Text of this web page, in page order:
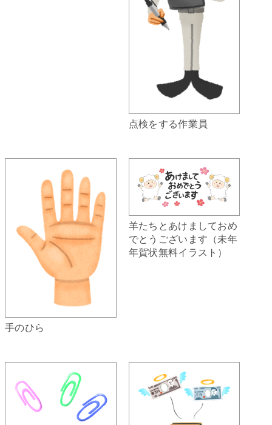
点検をする作業員
手のひら
羊たちとあけましておめ
でとうございます（未年
年賀状無料イラスト）